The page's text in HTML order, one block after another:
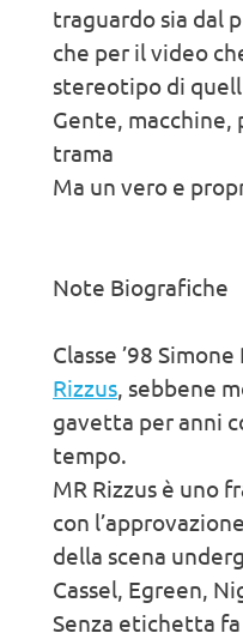
traguardo sia dal
che per il video
stereotipo di
Gente, macchine,
trama
Ma un vero e
Note Biografiche
Classe ’98
Rizzus, sebbene
gavetta per anni
tempo.
MR Rizzus è uno
con
della scena
Cassel, Egreen,
Senza etichetta